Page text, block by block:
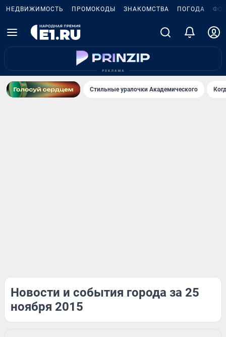
НЕДВИЖИМОСТЬ ПРОМОКОДЫ ЗНАКОМСТВА ПОГОДА
Стильные уралочки Академического
Новости и события города за 25
ноября 2015